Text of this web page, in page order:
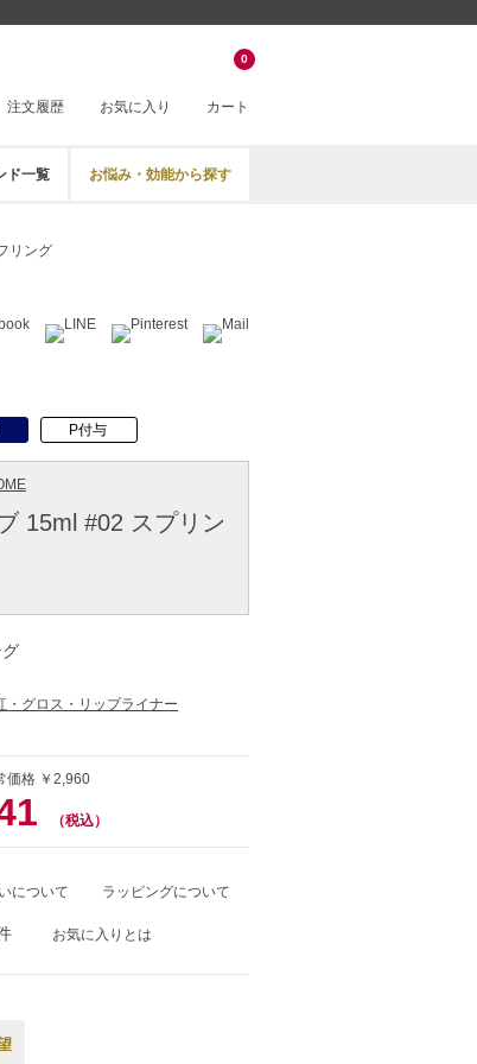
注文履歴 お気に入り カート
0
ド一覧 お悩み・効能から探す
リング
P付与
15ml #02 スプリン
・グロス・リップライナー
格 ￥2,960
（税込）
について ラッピングについて
お気に入りとは